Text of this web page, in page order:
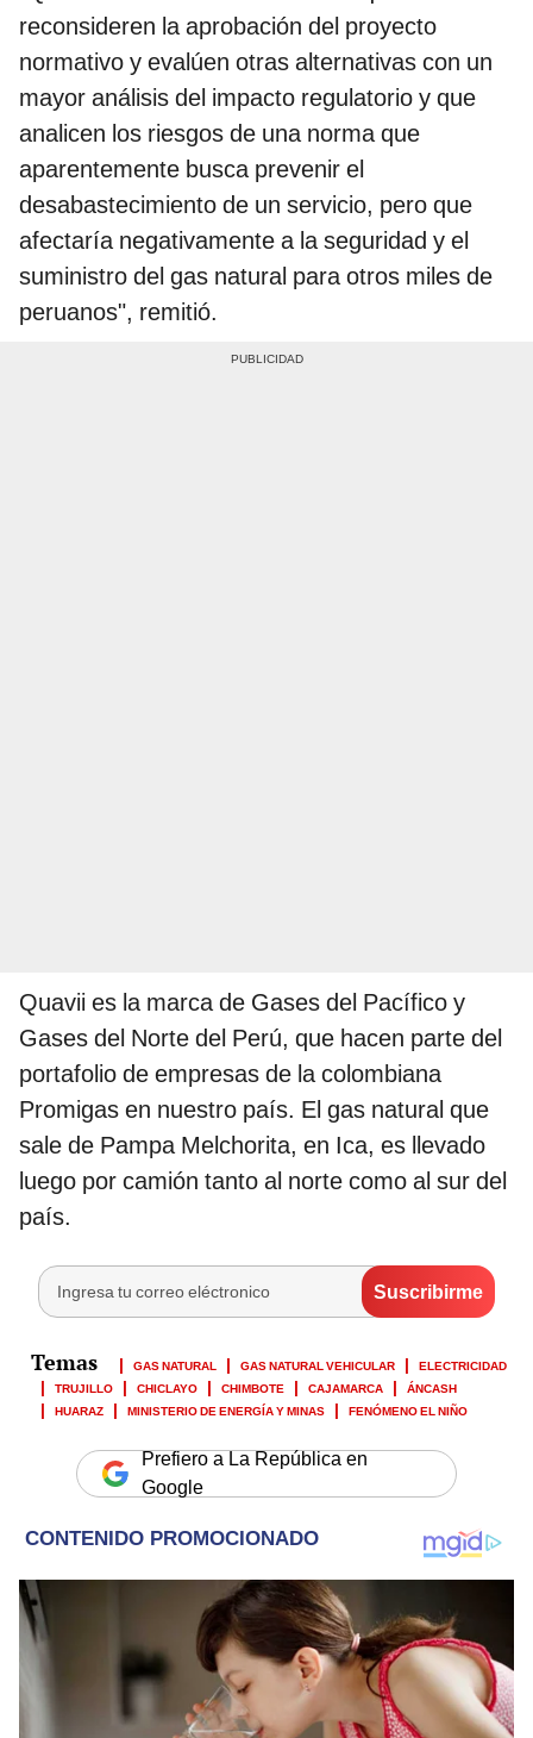
reconsideren la aprobación del proyecto
normativo y evalúen otras alternativas con un
mayor análisis del impacto regulatorio y que
analicen los riesgos de una norma que
aparentemente busca prevenir el
desabastecimiento de un servicio, pero que
afectaría negativamente a la seguridad y el
suministro del gas natural para otros miles de
peruanos", remitió.
Quavii es la marca de Gases del Pacífico y
Gases del Norte del Perú, que hacen parte del
portafolio de empresas de la colombiana
Promigas en nuestro país. El gas natural que
sale de Pampa Melchorita, en Ica, es llevado
luego por camión tanto al norte como al sur del
país.
GAS NATURAL GAS NATURAL VEHICULAR
ELECTRICIDAD
TRUJILLO
CHICLAYO CHIMBOTE CAJAMARCA
ÁNCASH
HUARAZ
MINISTERIO DE ENERGÍA Y MINAS FENÓMENO EL NIÑO
Prefiero a La República en
Google